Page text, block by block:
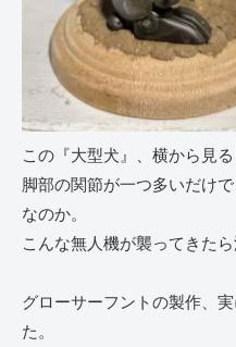
この『大型犬』、横から見る
脚部の関節が一つ多いだけ
なのか。
こんな無人機が襲ってきたら
グローサーフントの製作、
た。